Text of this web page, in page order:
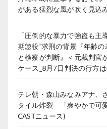
がある猛烈な風が吹く見込
「圧倒的な暴力で強盗も
期懲役”求刑の背景『年齢
と検察が判断』＜元裁判官
ケース_8月7日判決の行方
テレ朝・森山みなみアナ、
タイル炸裂 「爽やかで可
CASTニュース)